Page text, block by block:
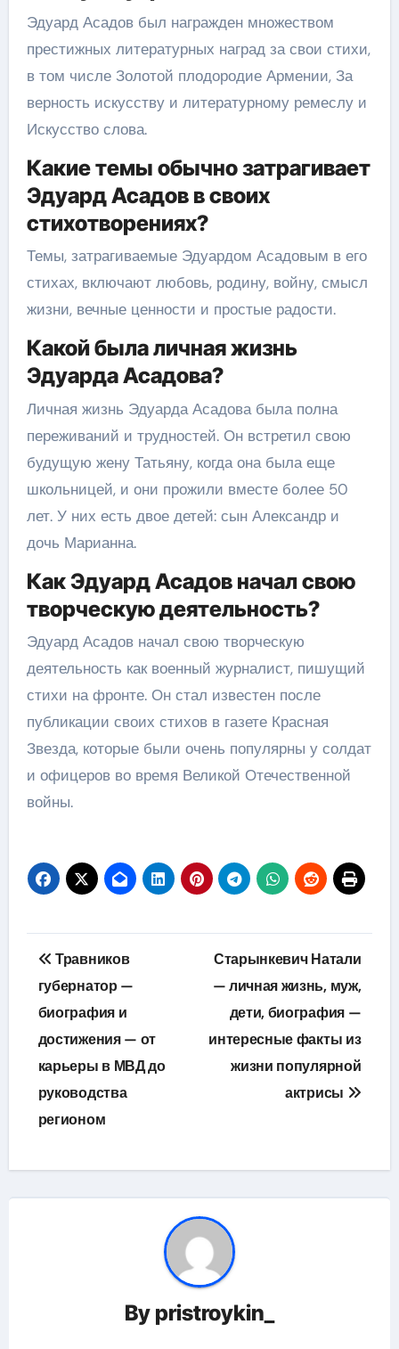
Эдуард Асадов был награжден множеством
престижных литературных наград за свои стихи,
в том числе Золотой плодородие Армении, За
верность искусству и литературному ремеслу и
Искусство слова.
Какие темы обычно затрагивает
Эдуард Асадов в своих
стихотворениях?
Темы, затрагиваемые Эдуардом Асадовым в его
стихах, включают любовь, родину, войну, смысл
жизни, вечные ценности и простые радости.
Какой была личная жизнь
Эдуарда Асадова?
Личная жизнь Эдуарда Асадова была полна
переживаний и трудностей. Он встретил свою
будущую жену Татьяну, когда она была еще
школьницей, и они прожили вместе более 50
лет. У них есть двое детей: сын Александр и
дочь Марианна.
Как Эдуард Асадов начал свою
творческую деятельность?
Эдуард Асадов начал свою творческую
деятельность как военный журналист, пишущий
стихи на фронте. Он стал известен после
публикации своих стихов в газете Красная
Звезда, которые были очень популярны у солдат
и офицеров во время Великой Отечественной
войны.
Навигация
по
записям
Травников
губернатор —
биография и
достижения — от
карьеры в МВД до
руководства
регионом
Старынкевич Натали
— личная жизнь, муж,
дети, биография —
интересные факты из
жизни популярной
актрисы
By pristroykin_